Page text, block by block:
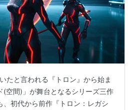
たと言われる『トロン』から始ま
(空間)」が舞台となるシリーズ三作
、初代から前作『トロン：レガシ